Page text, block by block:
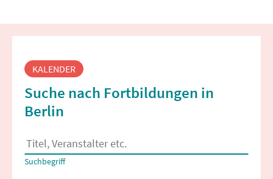
Fortbildungssuche
KALENDER
Suche nach Fortbildungen in
Berlin
Es erscheinen Suchvorschläge, wenn mindestens 2 Zeichen
Suchbegriff